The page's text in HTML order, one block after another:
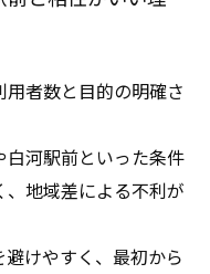
者数と目的の明確さ
河駅前といった条件
地域差による不利が
けやすく、最初から